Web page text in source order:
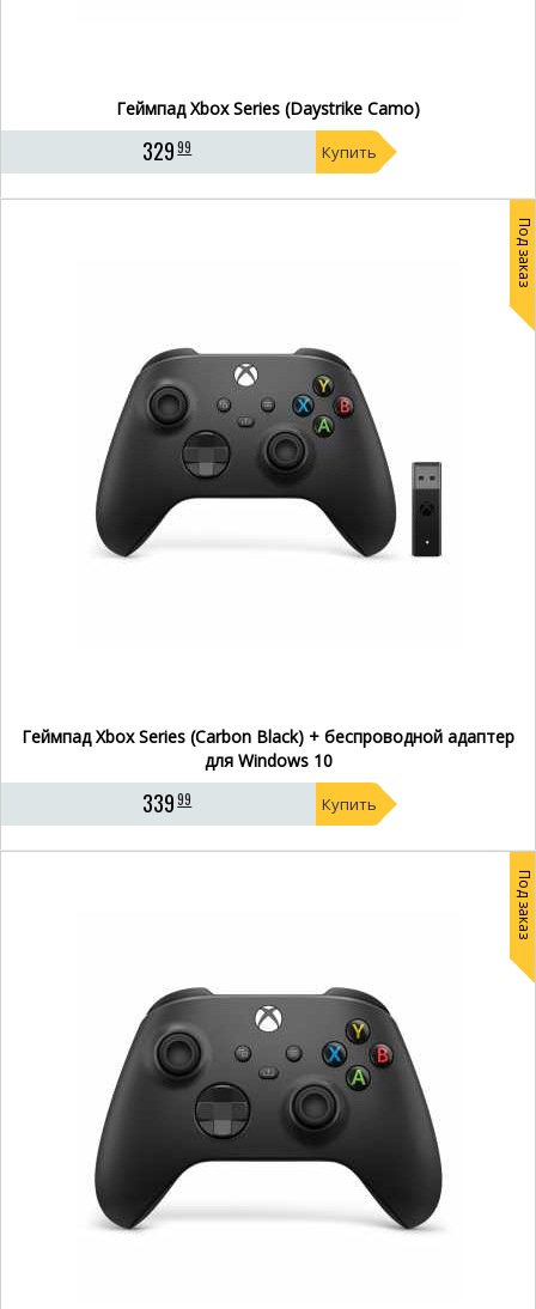
Геймпад Xbox Series (Daystrike Camo)
32999 Купить
Под заказ
Геймпад Xbox Series (Carbon Black) + беспроводной адаптер
для Windows 10
33999 Купить
Под заказ